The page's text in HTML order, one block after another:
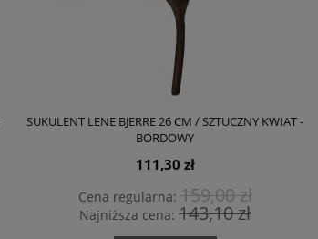
SUKULENT LENE BJERRE 26 CM / SZTUCZNY KWIAT -
BORDOWY
111,30 zł
Cena regularna: 159,00 zł
Najniższa cena: 143,10 zł